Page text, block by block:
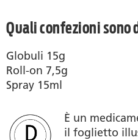
Quali confezioni
Globuli 15g
Roll-on 7,5g
Spray 15ml
È un
il foglietto